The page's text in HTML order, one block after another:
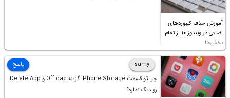
آموزش حذف کیبوردهای
اضافی در ویندوز ۱۰ از تمام
بخش‌ها
samy
چرا تو قسمت iPhone Storage گزینه Offload و Delete App
رو دیگ نداره؟
پاسخ